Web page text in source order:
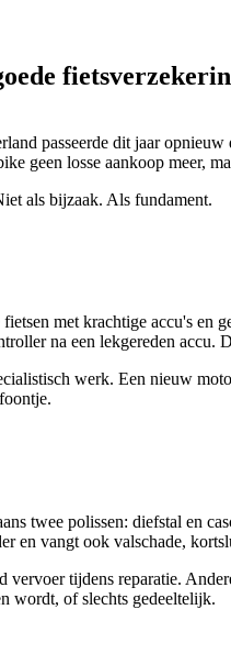
passeerde dit jaar
geen losse aankoop meer,
als bijzaak. Als fundament.
met krachtige accu's en
na een lekgereden accu.
werk. Een nieuw
twee polissen: diefstal en
en vangt ook valschade,
tijdens reparatie.
wordt, of slechts gedeeltelijk.